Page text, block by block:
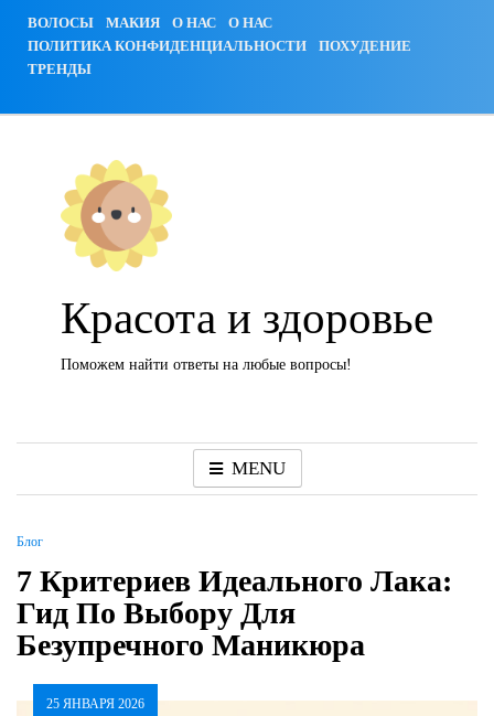
ВОЛОСЫ МАКИЯ О НАС
О НАС
ПОЛИТИКА КОНФИДЕНЦИАЛЬНОСТИ
ПОХУДЕНИЕ
ТРЕНДЫ
Красота и здоровье
Поможем найти ответы на любые вопросы!
MENU
Блог
7 Критериев Идеального Лака:
Гид По Выбору Для
Безупречного Маникюра
25 ЯНВАРЯ 2026